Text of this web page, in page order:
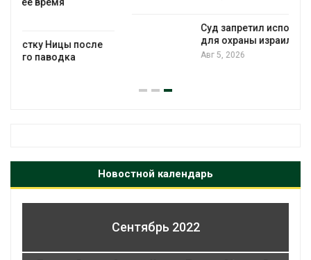
Суд запретил использовать крокодилов
для охраны израильской тюрьмы
Новостной календарь
Сентябрь 2022